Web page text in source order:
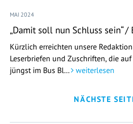
MAI 2024
„Damit soll nun Schluss sein“ /
Kürzlich erreichten unsere
Leserbriefen und Zuschriften, die
jüngst im Bus Bl...
weiterlesen
NÄCHSTE